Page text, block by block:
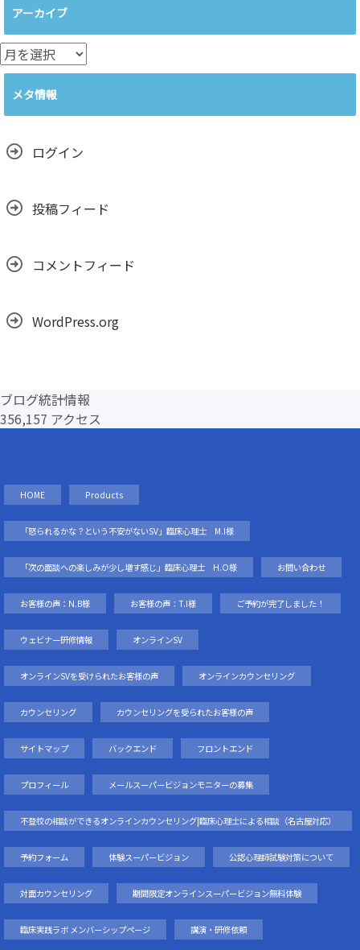
リ
ー
アーカイブ
ア
ー
イ
メタ情報
ログイン
投稿フィード
コメントフィード
WordPress.org
ブログ統計情報
356,157 アクセス
HOME Products
「怒られるかな？という不安がないSV」臨床心理士 M.I様
「次の面談への楽しみが少し増す感じ」臨床心理士 H.O様 お問い合わせ
お客様の声：N.B様 お客様の声：T.I様 ご予約が完了しました！
ウェビナー研修情報 オンラインSV
オンラインSVを受けられたお客様の声 オンラインカウンセリング
カウンセリング カウンセリングを受られたお客様の声
サイトマップ バックエンド フロントエンド
プロフィール メールスーパービジョンモニターの募集
不登校の相談ができるオンラインカウンセリング|臨床心理士による相談（名古屋対応）
予約フォーム 体験スーパービジョン 公認心理師試験対策について
対面カウンセリング 期間限定オンラインスーパービジョン無料体験
臨床実践ラボ メンバーシップページ 講演・研修依頼